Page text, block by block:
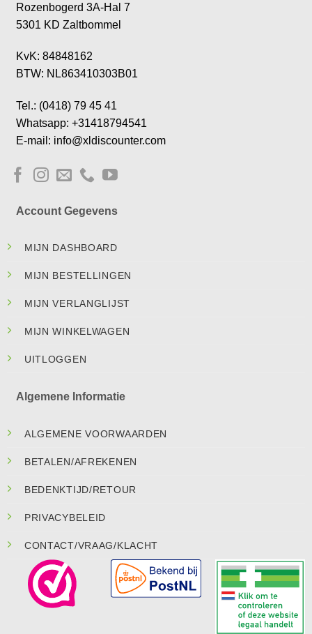
Rozenbogerd 3A-Hal 7
5301 KD Zaltbommel
KvK: 84848162
BTW: NL863410303B01
Tel.: (0418) 79 45 41
Whatsapp: +31418794541
E-mail: info@xldiscounter.com
Account Gegevens
MIJN DASHBOARD
MIJN BESTELLINGEN
MIJN VERLANGLIJST
MIJN WINKELWAGEN
UITLOGGEN
Algemene Informatie
ALGEMENE VOORWAARDEN
BETALEN/AFREKENEN
BEDENKTIJD/RETOUR
PRIVACYBELEID
CONTACT/VRAAG/KLACHT